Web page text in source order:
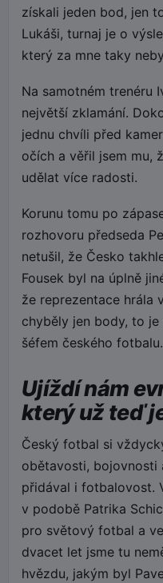
získali jeden bod, jen
Lukáši, turnaj je o
který za mne taky
Na samotném trenéru
největší zklamání.
jednu chvíli před
očích a věřil jsem mu,
udělat více radosti.
Korunu tomu po
rozhovoru předseda
netušil, že Česko
Fousek byl na úplně
že reprezentace hrála
chyběly jen body, to
šéfem českého
Ujíždí nám
který už teď
Český fotbal si
obětavosti, bojovnosti
přidával i fotbalovost.
v podobě Patrika
pro světový fotbal a
dvacet let jsme tu
hvězdu, jakým byl